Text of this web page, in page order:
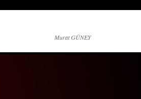
Murat GÜNEY